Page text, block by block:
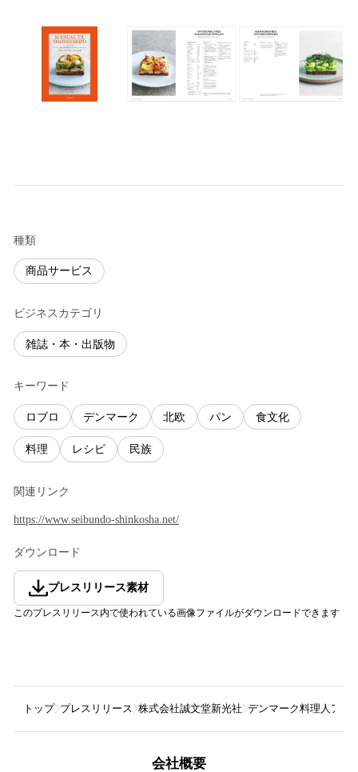
種類
商品サービス
ビジネスカテゴリ
雑誌・本・出版物
キーワード
ロブロ デンマーク 北欧 パン 食文化
料理 レシピ 民族
関連リンク
https://www.seibundo-shinkosha.net/
ダウンロード
プレスリリース素材
このプレスリリース内で使われている画像ファイルがダウンロードできます
トップ プレスリリース 株式会社誠文堂新光社 デンマーク料理人アダ
会社概要